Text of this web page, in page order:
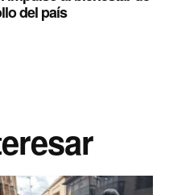
del país